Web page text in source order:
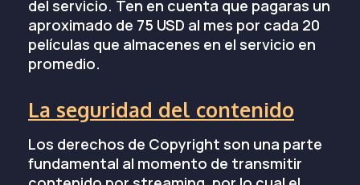
del servicio. Ten en cuenta que pagaras un
aproximado de 75 USD al mes por cada 20
películas que almacenes en el servicio en
promedio.
La seguridad del contenido
Los derechos de Copyright son una parte
fundamental al momento de transmitir